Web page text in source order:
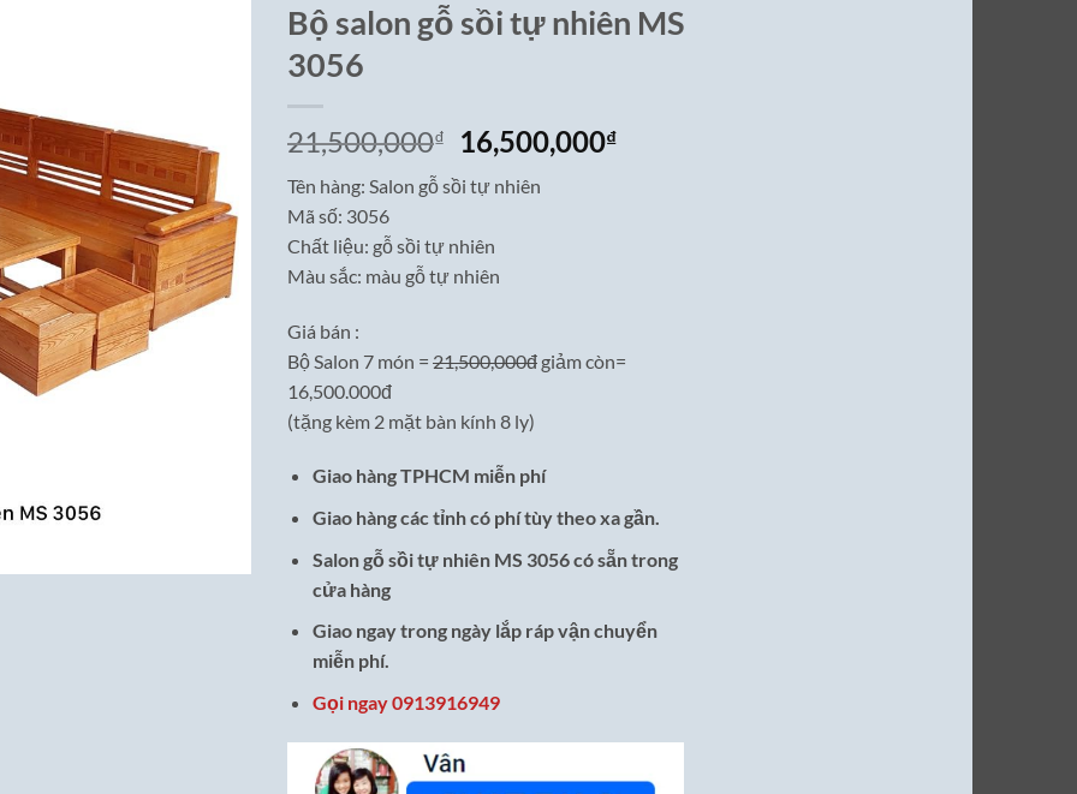
Bộ salon gỗ sồi tự nhiên MS
3056
21,500,000₫
Giá
gốc
là:
16,500,000₫Giá
Tên hàng: Salon gỗ sồi tự nhiên
Mã số: 3056
Chất liệu: gỗ sồi tự nhiên
Màu sắc: màu gỗ tự nhiên
Giá bán :
Bộ Salon 7 món = 21,500,000đ giảm còn=
16,500.000đ
(tặng kèm 2 mặt bàn kính 8 ly)
Giao hàng TPHCM miễn phí
Giao hàng các tỉnh có phí tùy theo xa gần.
Salon gỗ sồi tự nhiên MS 3056 có sẵn trong
cửa hàng
Giao ngay trong ngày lắp ráp vận chuyển
miễn phí.
Gọi ngay 0913916949